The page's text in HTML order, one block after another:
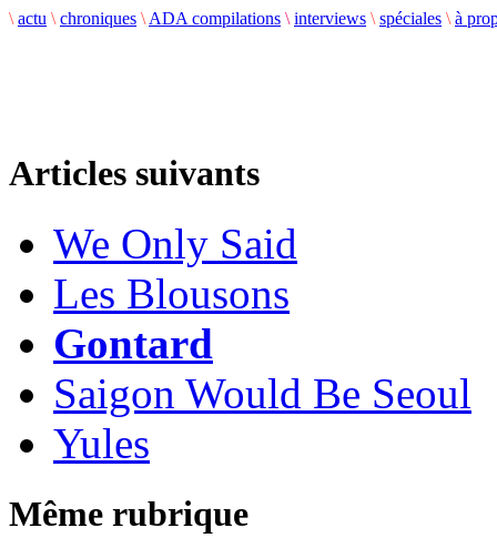
\ actu \ chroniques \ ADA compilations \ interviews \ spéciales \ à
Articles suivants
We Only Said
Les Blousons
Gontard
Saigon Would Be Seoul
Yules
Même rubrique